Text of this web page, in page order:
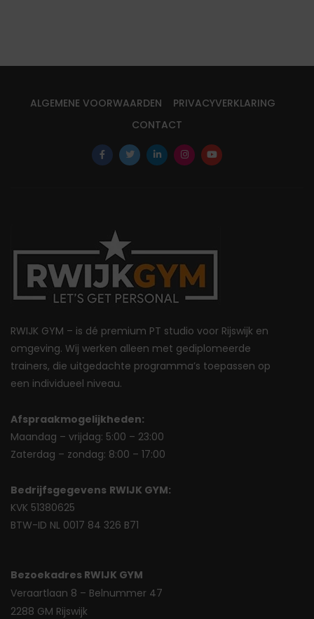
ALGEMENE VOORWAARDEN
PRIVACYVERKLARING
CONTACT
RWIJK GYM – is dé premium PT studio voor Rijswijk en
omgeving. Wij werken alleen met gediplomeerde
trainers, die uitgedachte programma’s toepassen op
een individueel niveau.
Afspraakmogelijkheden:
Maandag – vrijdag: 5:00 – 23:00
Zaterdag – zondag: 8:00 – 17:00
Bedrijfsgegevens RWIJK GYM:
KVK 51380625
BTW-ID NL 0017 84 326 B71
Bezoekadres RWIJK GYM
Veraartlaan 8 – Belnummer 47
2288 GM Rijswijk